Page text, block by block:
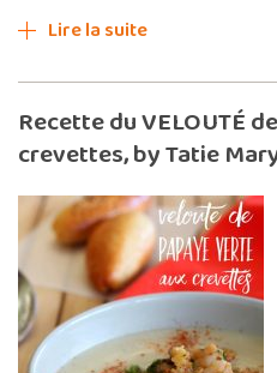
Lire la suite
Recette du VELOUTÉ
crevettes, by Tatie